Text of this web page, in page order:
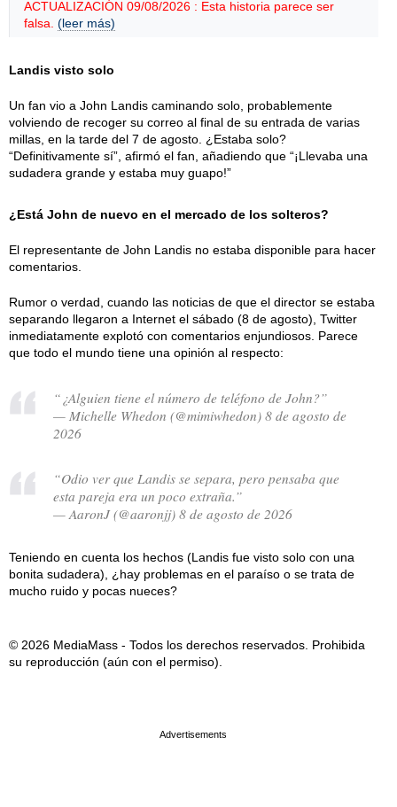
ACTUALIZACIÓN 09/08/2026 : Esta historia parece ser
falsa. (leer más)
Landis visto solo
Un fan vio a John Landis caminando solo, probablemente
volviendo de recoger su correo al final de su entrada de varias
millas, en la tarde del 7 de agosto. ¿Estaba solo?
“Definitivamente sí”, afirmó el fan, añadiendo que “¡Llevaba una
sudadera grande y estaba muy guapo!”
¿Está John de nuevo en el mercado de los solteros?
El representante de John Landis no estaba disponible para hacer
comentarios.
Rumor o verdad, cuando las noticias de que el director se estaba
separando llegaron a Internet el sábado (8 de agosto), Twitter
inmediatamente explotó con comentarios enjundiosos. Parece
que todo el mundo tiene una opinión al respecto:
“¿Alguien tiene el número de teléfono de John?”
— Michelle Whedon (@mimiwhedon) 8 de agosto de
2026
“Odio ver que Landis se separa, pero pensaba que
esta pareja era un poco extraña.”
— AaronJ (@aaronjj) 8 de agosto de 2026
Teniendo en cuenta los hechos (Landis fue visto solo con una
bonita sudadera), ¿hay problemas en el paraíso o se trata de
mucho ruido y pocas nueces?
© 2026 MediaMass - Todos los derechos reservados. Prohibida
su reproducción (aún con el permiso).